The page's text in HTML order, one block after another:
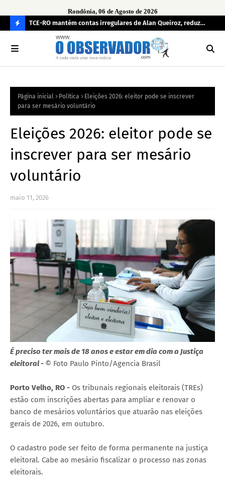
Rondônia, 06 de Agosto de 2026
O
R
TCE-RO mantém contas irregulares de Alan Queiroz, reduz
multa e caso pode gerar Inelegibilidade
Página inicial Política
Eleições 2026: eleitor pode se inscrever
para ser mesário voluntário
Eleições 2026: eleitor pode se
inscrever para ser mesário
voluntário
maio 11, 2026
É preciso ter mais de 18 anos e estar em dia com a Justiça
eleitoral - © Foto Paulo Pinto/Agencia Brasil
Porto Velho, RO - Os tribunais regionais eleitorais (TREs)
estão com inscrições abertas para ampliar e renovar o
banco de mesários voluntários que atuarão nas eleições
gerais de 2026, em outubro.
O cadastro pode ser feito de forma permanente na justiça
eleitoral. Cabe ao mesário fiscalizar o processo nas zonas
eleitorais.